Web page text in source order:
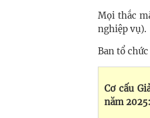
Mọi thắc
nghiệp vụ).
Ban tổ
Cơ cấu
năm 2025: